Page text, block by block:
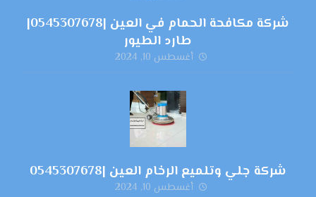
شركة مكافحة الحمام في العين |0545307678|
طارد الطيور
أغسطس 10, 2024
شركة جلي وتلميع الرخام العين |0545307678
أغسطس 10, 2024